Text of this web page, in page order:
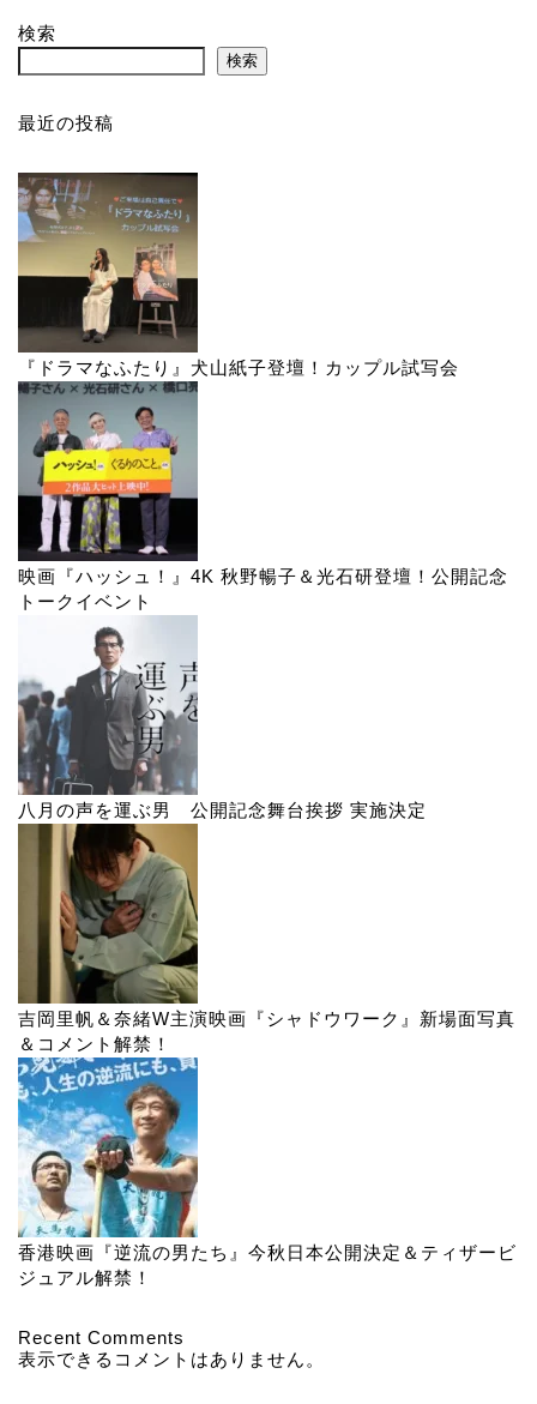
検索
検索
最近の投稿
『ドラマなふたり』犬山紙子登壇！カップル試写会
映画『ハッシュ！』4K 秋野暢子＆光石研登壇！公開記念
トークイベント
八月の声を運ぶ男 公開記念舞台挨拶 実施決定
吉岡里帆＆奈緒W主演映画『シャドウワーク』新場面写真
＆コメント解禁！
香港映画『逆流の男たち』今秋日本公開決定＆ティザービ
ジュアル解禁！
Recent Comments
表示できるコメントはありません。